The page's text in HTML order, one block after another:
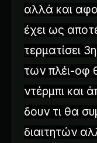
αλλά και
έχει ως
τερματίσει
των πλέι-οφ
ντέρμπι και
δουν τι θα
διαιτητών